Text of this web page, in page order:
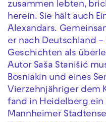
zusammen lebten,
herein. Sie hält auch
Alexandars.
er nach Deutschland
Geschichten als
Autor Saša Stanišić
Bosniakin und eines
Vierzehnjähriger dem
fand in Heidelberg ein
Mannheimer